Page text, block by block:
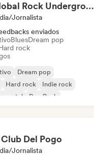
Global Rock Underground
Jornalista
enviados
BluesDream pop
rock
Dream pop
Hard rock
Indie rock
metal
Pop Punk
Club Del Pogo
Jornalista